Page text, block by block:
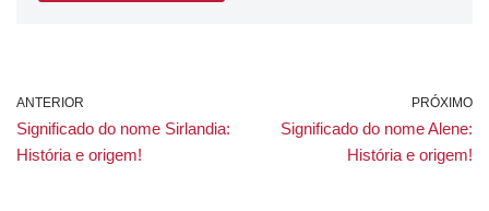
ANTERIOR
Significado do nome Sirlandia:
História e origem!
PRÓXIMO
Significado do nome Alene:
História e origem!